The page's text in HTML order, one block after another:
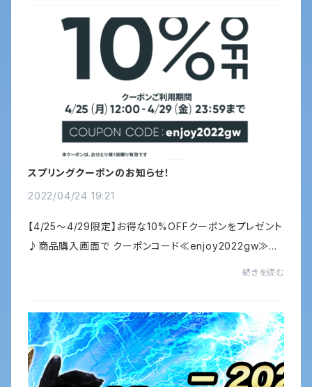
スプリングクーポンのお知らせ！
2022/04/24 19:21
【4/25～4/29限定】お得な10%OFFクーポンをプレゼント
♪商品購入画面で クーポンコード≪enjoy2022gw≫を
続きを読む